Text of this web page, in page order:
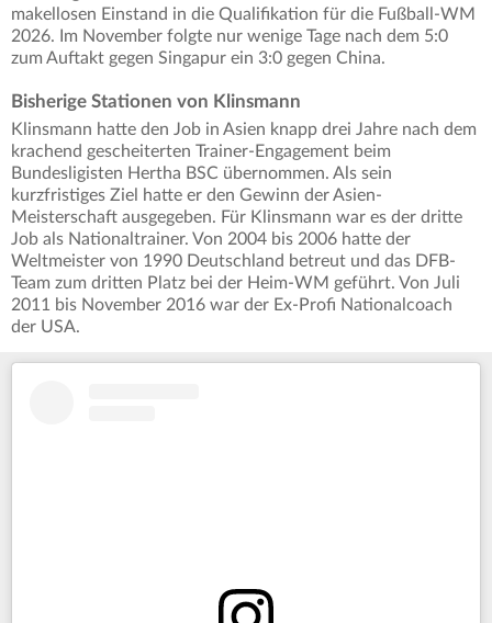
makellosen Einstand in die Qualifikation für die Fußball-WM
2026. Im November folgte nur wenige Tage nach dem 5:0
zum Auftakt gegen Singapur ein 3:0 gegen China.
Bisherige Stationen von Klinsmann
Klinsmann hatte den Job in Asien knapp drei Jahre nach dem
krachend gescheiterten Trainer-Engagement beim
Bundesligisten Hertha BSC übernommen. Als sein
kurzfristiges Ziel hatte er den Gewinn der Asien-
Meisterschaft ausgegeben. Für Klinsmann war es der dritte
Job als Nationaltrainer. Von 2004 bis 2006 hatte der
Weltmeister von 1990 Deutschland betreut und das DFB-
Team zum dritten Platz bei der Heim-WM geführt. Von Juli
2011 bis November 2016 war der Ex-Profi Nationalcoach
der USA.